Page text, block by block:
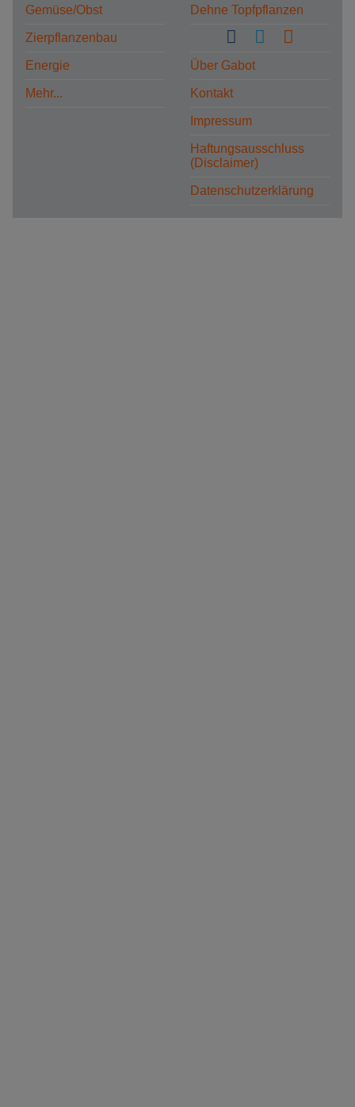
Gemüse/Obst
Zierpflanzenbau
Energie
Mehr...
Dehne Topfpflanzen
Über Gabot
Kontakt
Impressum
Haftungsausschluss
(Disclaimer)
Datenschutzerklärung